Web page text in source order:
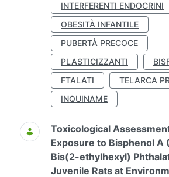
INTERFERENTI ENDOCRINI
OBESITÀ INFANTILE
PUBERTÀ PRECOCE
PLASTICIZZANTI
FTALATI
TELARCA
INQUINAME
Toxicological
Exposure to Bisphenol A
Bis(2-ethylhexyl)
Juvenile Rats at